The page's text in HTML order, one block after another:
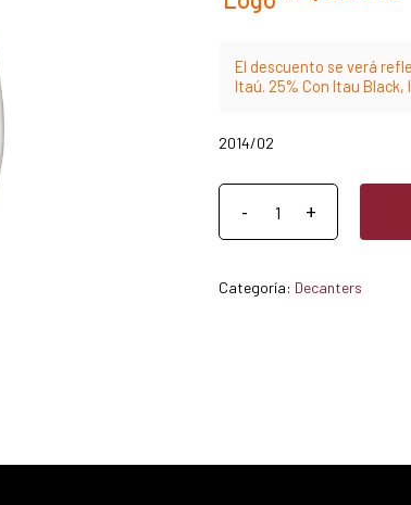
El descuento se verá
Itaú. 25% Con Itau
2014/02
Categoría: Decanters